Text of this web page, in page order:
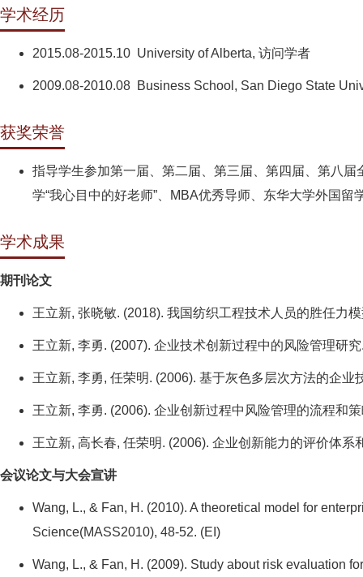
学术经历
2015.08-2015.10 University of Alberta, 访问学者
2009.08-2010.08 Business School, San Diego State
获奖荣誉
指导学生参加第一届、第二届、第三届、第四届、第八
学“我心目中的好老师”、MBA优秀导师、东华大学外国留
学术成果
期刊论文
王立新, 张晓敏. (2018). 我国纺织工程技术人员的胜任力
王立新, 李勇. (2007). 企业技术创新过程中的风险管理研
王立新, 李勇, 任荣明. (2006). 基于灰色多层次方法的企
王立新, 李勇. (2006). 企业创新过程中风险管理的流程和
王立新, 高长春, 任荣明. (2006). 企业创新能力的评价体
会议论文与大会宣讲
Wang, L., & Fan, H. (2010). A theoretical model for
Science(MASS2010), 48-52. (EI)
Wang, L., & Fan, H. (2009). Study about risk evaluation